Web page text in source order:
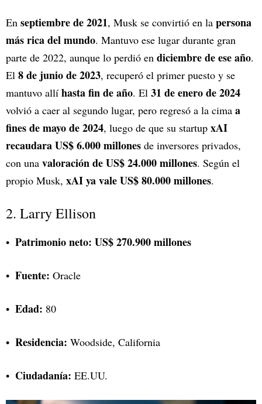
En septiembre de 2021, Musk se convirtió en la persona
más rica del mundo. Mantuvo ese lugar durante gran
parte de 2022, aunque lo perdió en diciembre de ese año.
El 8 de junio de 2023, recuperó el primer puesto y se
mantuvo allí hasta fin de año. El 31 de enero de 2024
volvió a caer al segundo lugar, pero regresó a la cima a
fines de mayo de 2024, luego de que su startup xAI
recaudara US$ 6.000 millones de inversores privados,
con una valoración de US$ 24.000 millones. Según el
propio Musk, xAI ya vale US$ 80.000 millones.
2. Larry Ellison
Patrimonio neto: US$ 270.900 millones
Fuente: Oracle
Edad: 80
Residencia: Woodside, California
Ciudadanía: EE.UU.